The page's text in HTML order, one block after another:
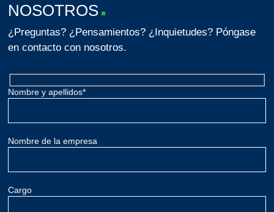
NOSOTROS
¿Preguntas? ¿Pensamientos? ¿Inquietudes? Póngase
en contacto con nosotros.
Nombre y apellidos*
Nombre de la empresa
Cargo